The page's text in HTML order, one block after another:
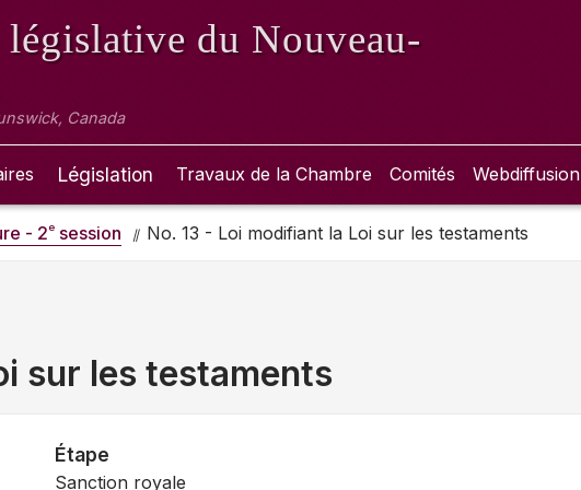
législative du Nouveau-
Canada
Législation Travaux de la Chambre Comités Webdiffusion
- 2e session No. 13 - Loi modifiant la Loi sur les testaments
sur les testaments
Étape
Sanction royale